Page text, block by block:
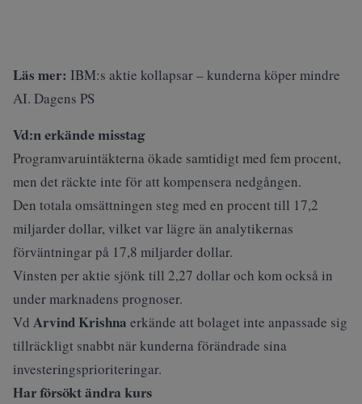
Läs mer: IBM:s aktie kollapsar – kunderna köper mindre
AI. Dagens PS
Vd:n erkände misstag
Programvaruintäkterna ökade samtidigt med fem procent,
men det räckte inte för att kompensera nedgången.
Den totala omsättningen steg med en procent till 17,2
miljarder dollar, vilket var lägre än analytikernas
förväntningar på 17,8 miljarder dollar.
Vinsten per aktie sjönk till 2,27 dollar och kom också in
under marknadens prognoser.
Vd Arvind Krishna erkände att bolaget inte anpassade sig
tillräckligt snabbt när kunderna förändrade sina
investeringsprioriteringar.
Har försökt ändra kurs